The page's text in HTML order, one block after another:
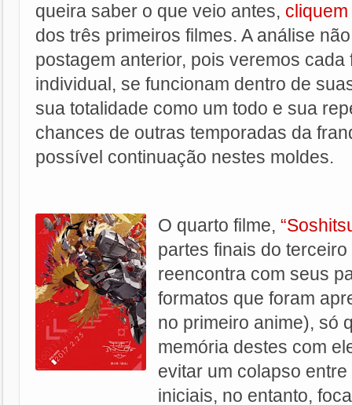
queira saber o que veio antes,
dos três primeiros filmes. A análise
postagem anterior, pois veremos cada
individual, se funcionam dentro de
sua totalidade como um todo e sua
chances de outras temporadas da
possível continuação nestes moldes.
O quarto filme,
partes finais do
reencontra com seus
formatos que foram
no primeiro anime), só
memória destes com
evitar um colapso
iniciais, no entanto,